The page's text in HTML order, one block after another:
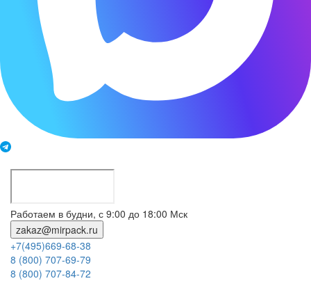
Работаем в будни, с 9:00 до 18:00 Мск
zakaz@mirpack.ru
+7(495)669-68-38
8 (800) 707-69-79
8 (800) 707-84-72